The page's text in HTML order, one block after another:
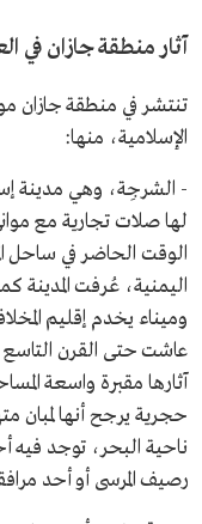
آثار منطقة جازان في
تنتشر في منطقة جازان
الإسلامية، منها:
- الشرجِة، وهي مدينة
لها صلات تجارية مع
الوقت الحاضر في ساحل
اليمنية، عُرفت
وميناء يخدم إقليم
عاشت حتى القرن
آثارها مقبرة واسعة
حجرية يرجح أنها
ناحية البحر، توجد فيه
رصيف المرسى أو أحد